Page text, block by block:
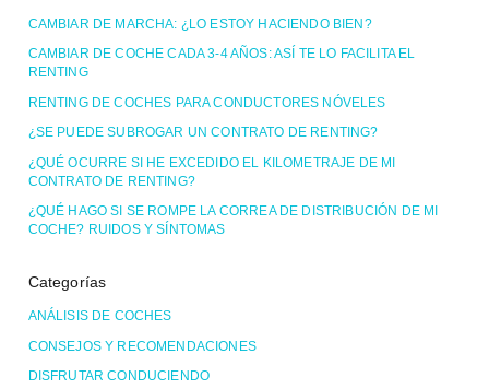
CAMBIAR DE MARCHA: ¿LO ESTOY HACIENDO BIEN?
CAMBIAR DE COCHE CADA 3-4 AÑOS: ASÍ TE LO FACILITA EL
RENTING
RENTING DE COCHES PARA CONDUCTORES NÓVELES
¿SE PUEDE SUBROGAR UN CONTRATO DE RENTING?
¿QUÉ OCURRE SI HE EXCEDIDO EL KILOMETRAJE DE MI
CONTRATO DE RENTING?
¿QUÉ HAGO SI SE ROMPE LA CORREA DE DISTRIBUCIÓN DE MI
COCHE? RUIDOS Y SÍNTOMAS
Categorías
ANÁLISIS DE COCHES
CONSEJOS Y RECOMENDACIONES
DISFRUTAR CONDUCIENDO